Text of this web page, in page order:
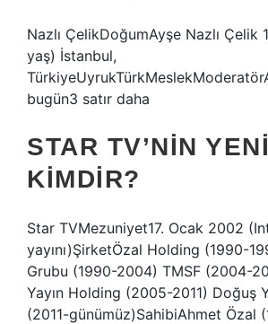
Nazlı ÇelikDoğumAyşe Nazlı Çelik
yaş) İstanbul,
bugün3 satır daha
STAR TV’NIN
KIMDIR?
Star TVMezuniyet17. Ocak 2002
yayını)ŞirketÖzal Holding (1990-
Grubu (1990-2004) TMSF (2004-
Yayın Holding (2005-2011) Doğuş
(2011-günümüz)SahibiAhmet Özal